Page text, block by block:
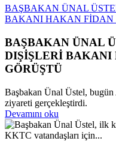
BAŞBAKAN ÜNAL
BAKANI HAKAN FİDAN
BAŞBAKAN ÜNAL
DIŞİŞLERİ
GÖRÜŞTÜ
Başbakan Ünal Üstel,
ziyareti gerçekleştirdi.
Devamını oku